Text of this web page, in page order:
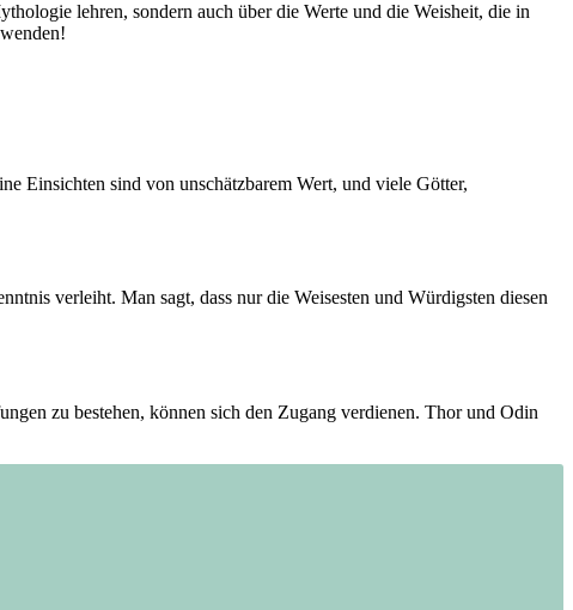
lehren, sondern auch über ⁤die Werte‍ und ⁤die Weisheit, die in
Einsichten sind‍ von unschätzbarem Wert, und viele Götter,
‍verleiht. Man sagt, dass nur die Weisesten und ⁢Würdigsten diesen
zu bestehen, können sich den Zugang verdienen. Thor ⁣und Odin